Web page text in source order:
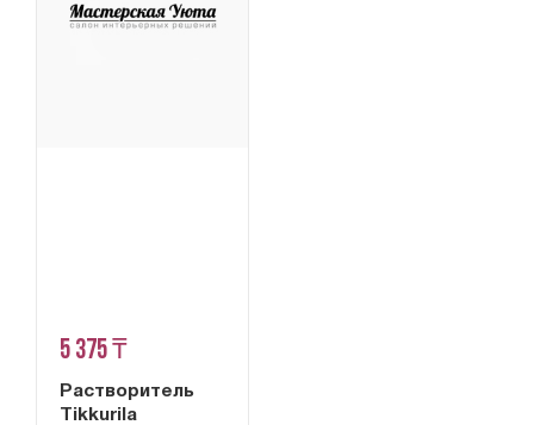
5 375 ₸
Растворитель
Tikkurila